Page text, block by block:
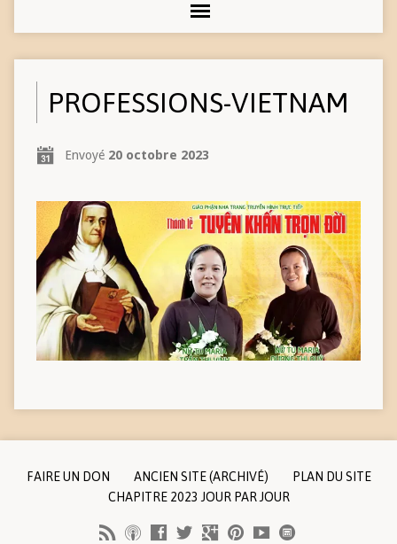
PROFESSIONS-VIETNAM
Envoyé 20 octobre 2023
FAIRE UN DON ANCIEN SITE (ARCHIVÉ)
PLAN DU SITE
CHAPITRE 2023 JOUR PAR JOUR